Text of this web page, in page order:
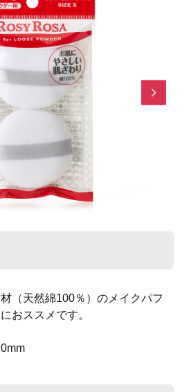
Next
（天然綿100％）のメイクパフ
おススメです。